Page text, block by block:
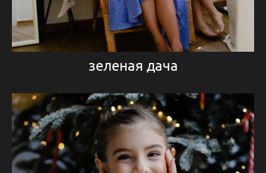
зеленая дача